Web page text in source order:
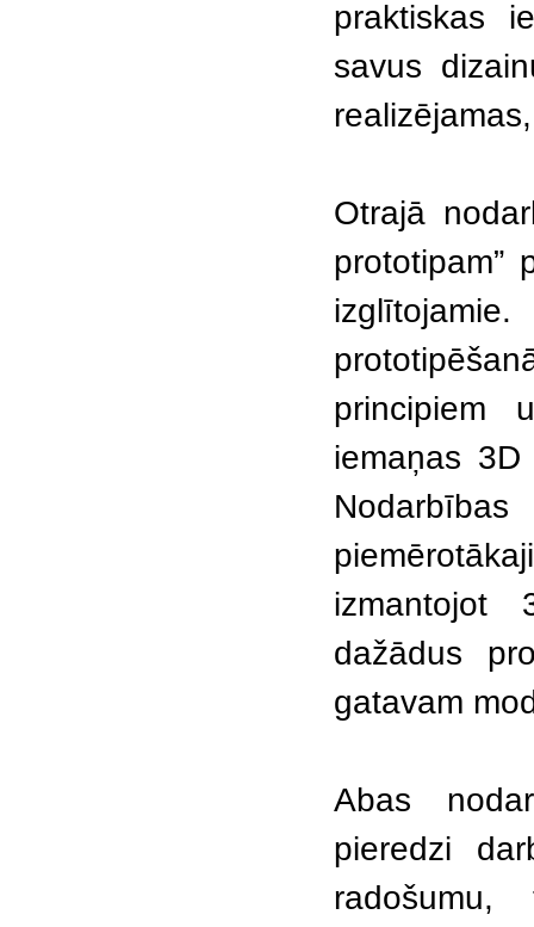
praktiskas
savus
Otrajā
prototipam”
principiem
iemaņas
izmantojot
dažādus
gatavam
Abas
pieredzi